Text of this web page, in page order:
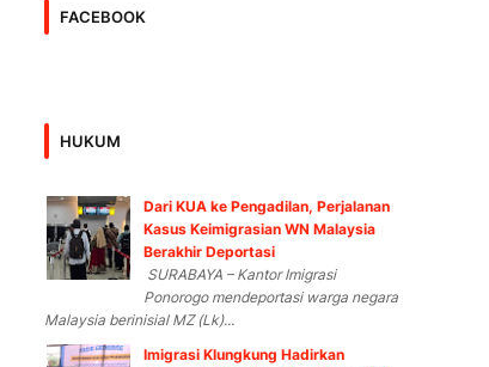
FACEBOOK
HUKUM
Dari KUA ke Pengadilan, Perjalanan
Kasus Keimigrasian WN Malaysia
Berakhir Deportasi
SURABAYA – Kantor Imigrasi
Ponorogo mendeportasi warga negara
Malaysia berinisial MZ (Lk)...
Imigrasi Klungkung Hadirkan